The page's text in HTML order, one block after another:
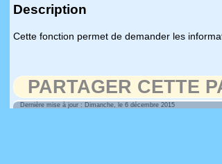
Description
Cette fonction permet de demander les
PARTAGER CETTE
Dernière mise à jour : Dimanche, le 6 décembre 2015